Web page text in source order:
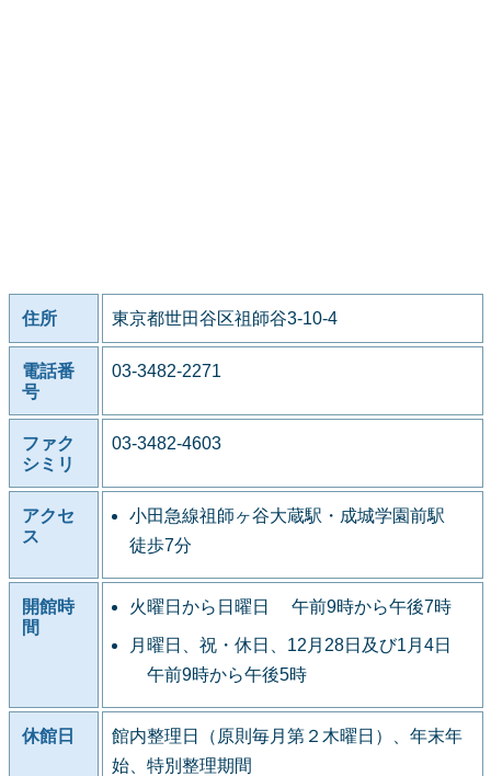
住所 東京都世田谷区祖師谷3-10-4
電話番
号
03-3482-2271
ファク
シミリ
03-3482-4603
アクセ
ス
小田急線祖師ヶ谷大蔵駅・成城学園前駅
徒歩7分
開館時
間
火曜日から日曜日 午前9時から午後7時
月曜日、祝・休日、12月28日及び1月4日
午前9時から午後5時
休館日
館内整理日（原則毎月第２木曜日）、年末年
始、特別整理期間